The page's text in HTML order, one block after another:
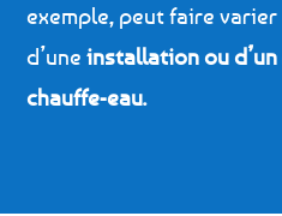
exemple, peut faire
d’uneinstallation ou
chauffe-eau.